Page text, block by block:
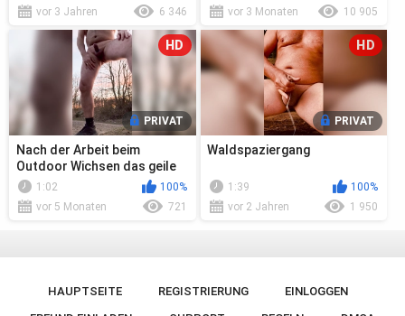
vor 3 Jahren
6 346
vor 3 Monaten
10 905
PRIVAT
HD
Nach der Arbeit beim
Outdoor Wichsen das geile
Wetter ausgenutzt
1:02
100%
vor 5 Monaten
721
PRIVAT
HD
Waldspaziergang
1:39
100%
vor 2 Jahren
1 950
HAUPTSEITE REGISTRIERUNG
EINLOGGEN